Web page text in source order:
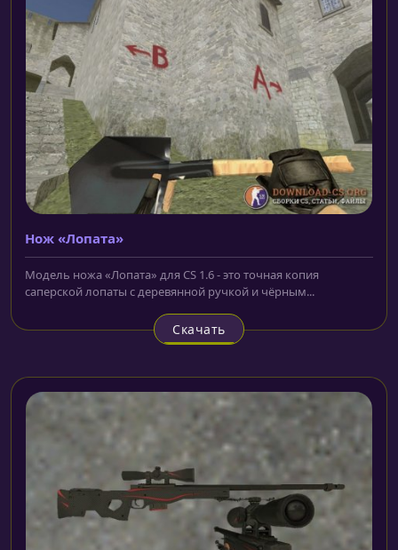
Нож «Лопата»
Модель ножа «Лопата» для CS 1.6 - это точная копия
саперской лопаты с деревянной ручкой и чёрным...
Скачать